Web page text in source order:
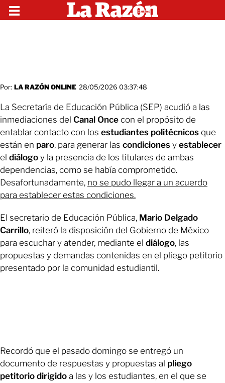
Por: LA RAZÓN ONLINE 28/05/2026 03:37:48
La Secretaría de Educación Pública (SEP) acudió a las
inmediaciones del Canal Once con el propósito de
entablar contacto con los estudiantes politécnicos que
están en paro, para generar las condiciones y establecer
el diálogo y la presencia de los titulares de ambas
dependencias, como se había comprometido.
Desafortunadamente, no se pudo llegar a un acuerdo
para establecer estas condiciones.
El secretario de Educación Pública, Mario Delgado
Carrillo, reiteró la disposición del Gobierno de México
para escuchar y atender, mediante el diálogo, las
propuestas y demandas contenidas en el pliego petitorio
presentado por la comunidad estudiantil.
Recordó que el pasado domingo se entregó un
documento de respuestas y propuestas al pliego
petitorio dirigido a las y los estudiantes, en el que se